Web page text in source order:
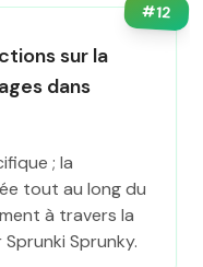
#12
sur la
dans
; la
tout au long du
à travers la
Sprunky.